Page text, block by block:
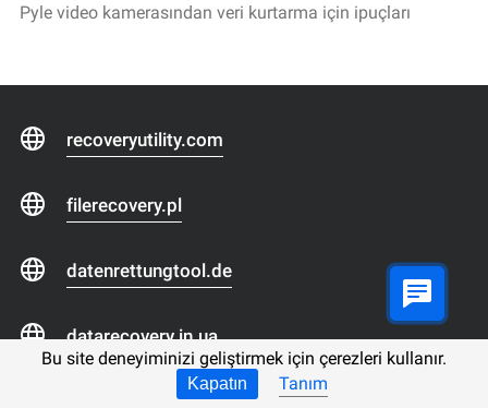
Bu site deneyiminizi geliştirmek için çerezleri kullanır.
Kapatın Tanım
Pyle video kamerasından veri kurtarma için ipuçları
recoveryutility.com
filerecovery.pl
datenrettungtool.de
datarecovery.in.ua